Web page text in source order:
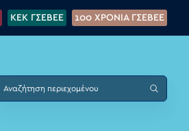
KEK ΓΣΕΒΕΕ 100 XPONIA ΓΣΕΒΕΕ